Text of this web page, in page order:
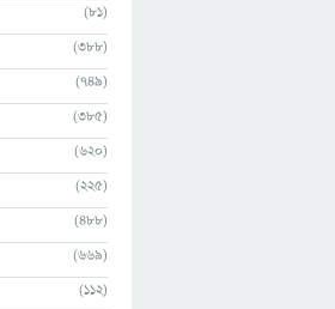
(81)
(388)
(749)
(385)
(620)
(225)
(488)
(669)
(112)